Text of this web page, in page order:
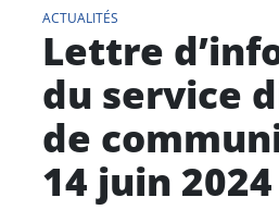
ACTUALITÉS
Lettre
du service
de
14 juin 2024